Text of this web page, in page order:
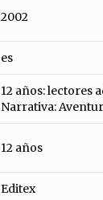
2002
es
12 años: lectores
Narrativa:
12 años
Editex